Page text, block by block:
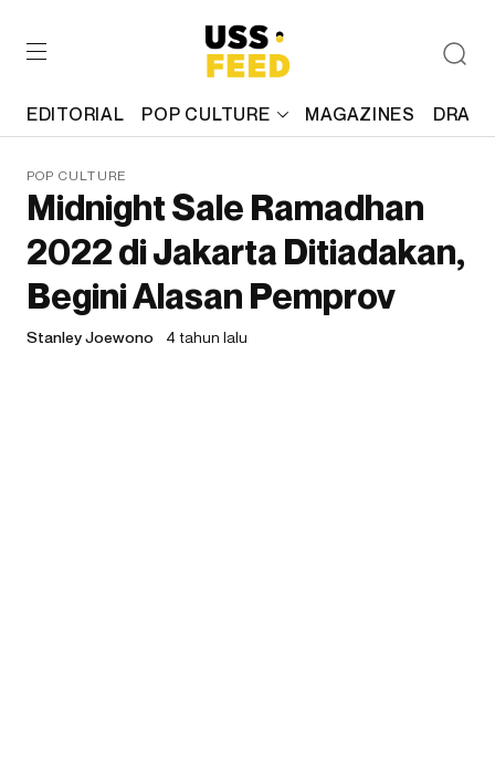
EDITORIAL POP CULTURE MAGAZINES
POP CULTURE
Midnight Sale Ramadhan
2022 di Jakarta Ditiadakan,
Begini Alasan Pemprov
Stanley Joewono 4 tahun lalu